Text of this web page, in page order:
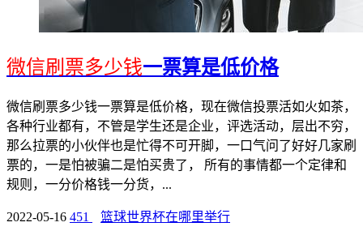
微信刷票多少钱一票算是低价格
微信刷票多少钱一票算是低价格，现在微信投票活如火如茶，
各种行业都有，不管是学生还是企业，评选活动，层出不穷，
那么拉票的小伙伴也是忙得不可开脚，一口气问了好好几家刷
票的，一是怕被骗二是怕买贵了， 所有的事情都一个定律和
规则，一分价格钱一分货，...
2022-05-16 451 篮球世界杯在哪里举行